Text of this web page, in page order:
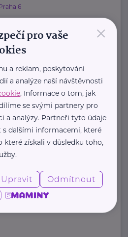
6
která již více
...
z.s.
Praha 7
a jejich dětem."
z celé ČR
materiální,
×
pro vaše
a reklam, poskytování
a analýze naší návštěvnosti
. Informace o tom, jak
se svými partnery pro
a analýzy. Partneři tyto údaje
dalšími informacemi, které
které získali v důsledku toho,
Upravit Odmítnout